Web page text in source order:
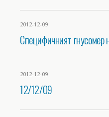
2012-12-09
Специфичният гнусомер
2012-12-09
12/12/09